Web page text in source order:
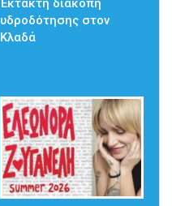
Έκτακτη διακοπή
υδροδότησης στον
Κλαδά